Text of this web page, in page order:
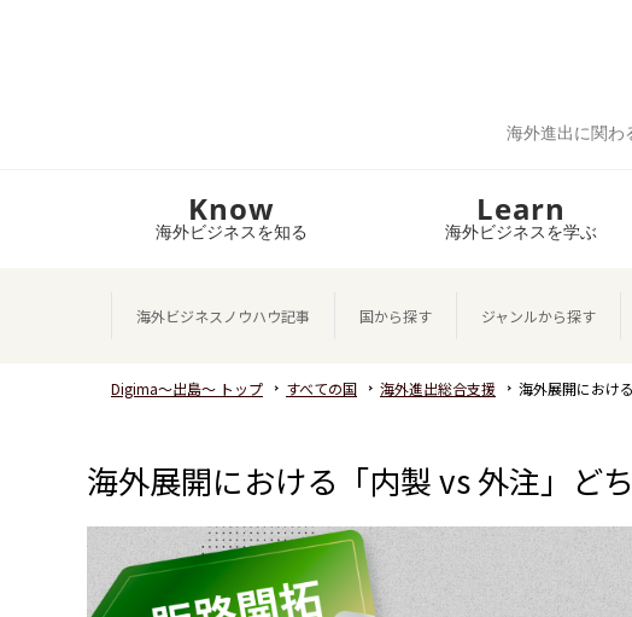
海外進出に関わ
Know
海外ビジネスを知る
Learn
海外ビジネスを学ぶ
海外ビジネスノウハウ記事 国から探す ジャンルから探す
Digima～出島～ トップ すべての国 海外進出総合支援 海外展開におけ
海外展開における「内製 vs 外注」ど